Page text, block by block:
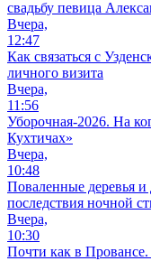
свадьбу певица
Вчера,
12:47
Как связаться с
личного визита
Вчера,
11:56
Уборочная-2026. На
Кухтичах»
Вчера,
10:48
Поваленные деревья и
последствия ночной
Вчера,
10:30
Почти как в Провансе.